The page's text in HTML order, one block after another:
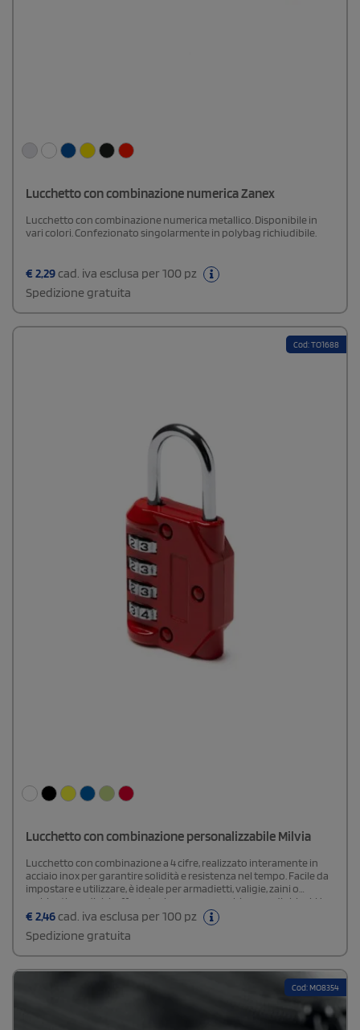
Lucchetto con combinazione numerica Zanex
Lucchetto con combinazione numerica metallico. Disponibile in
vari colori. Confezionato singolarmente in polybag richiudibile.
€ 2,29 cad. iva esclusa per 100 pz
Spedizione gratuita
Cod: TO1688
Lucchetto con combinazione personalizzabile Milvia
Lucchetto con combinazione a 4 cifre, realizzato interamente in
acciaio inox per garantire solidità e resistenza nel tempo. Facile da
impostare e utilizzare, è ideale per armadietti, valigie, zaini o
ambienti condivisi, offrendo sicurezza senza bisogno di chiavi. Un
accessorio compatto e affidabile, utile anche come gadget
€ 2,46 cad. iva esclusa per 100 pz
Spedizione gratuita
Cod: MO8354